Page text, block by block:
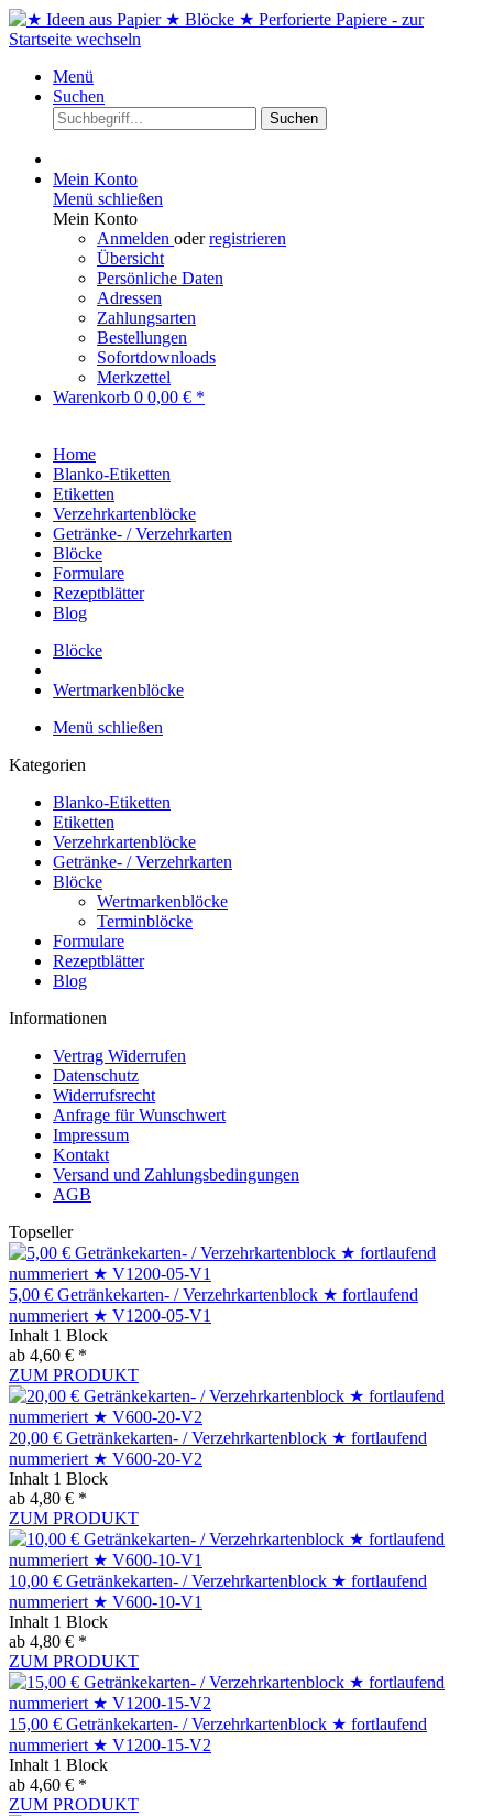
Menü
Suchen
Suchen
Mein Konto
Menü schließen
Mein Konto
Anmelden oderregistrieren
Übersicht
Persönliche Daten
Adressen
Zahlungsarten
Bestellungen
Sofortdownloads
Merkzettel
Warenkorb 0 0,00 € *
Home
Blanko-Etiketten
Etiketten
Verzehrkartenblöcke
Getränke- / Verzehrkarten
Blöcke
Formulare
Rezeptblätter
Blog
Blöcke
Wertmarkenblöcke
Menü schließen
Kategorien
Blanko-Etiketten
Etiketten
Verzehrkartenblöcke
Getränke- / Verzehrkarten
Blöcke
Wertmarkenblöcke
Terminblöcke
Formulare
Rezeptblätter
Blog
Informationen
Vertrag Widerrufen
Datenschutz
Widerrufsrecht
Anfrage für Wunschwert
Impressum
Kontakt
Versand und Zahlungsbedingungen
AGB
Topseller
5,00 € Getränkekarten- / Verzehrkartenblock ★ fortlaufend
nummeriert ★ V1200-05-V1
Inhalt 1 Block
ab 4,60 € *
ZUM PRODUKT
20,00 € Getränkekarten- / Verzehrkartenblock ★ fortlaufend
nummeriert ★ V600-20-V2
Inhalt 1 Block
ab 4,80 € *
ZUM PRODUKT
10,00 € Getränkekarten- / Verzehrkartenblock ★ fortlaufend
nummeriert ★ V600-10-V1
Inhalt 1 Block
ab 4,80 € *
ZUM PRODUKT
15,00 € Getränkekarten- / Verzehrkartenblock ★ fortlaufend
nummeriert ★ V1200-15-V2
Inhalt 1 Block
ab 4,60 € *
ZUM PRODUKT